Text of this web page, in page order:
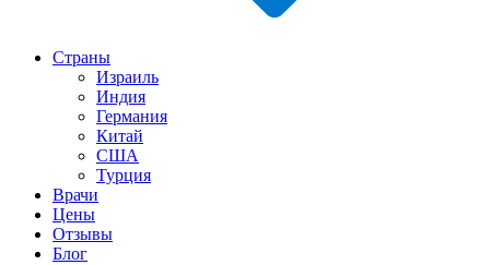
Страны
Израиль
Индия
Германия
Китай
США
Турция
Врачи
Цены
Отзывы
Блог